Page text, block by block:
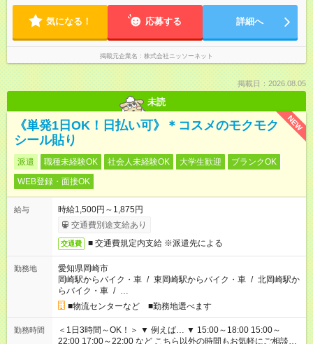
気になる！ 応募する 詳細へ
掲載元企業名 株式会社ニッソーネット
掲載日：2026.08.05
未読
NEW
《単発1日OK！日払い可》＊コスメのモクモク
シール貼り
派遣 職種未経験OK 社会人未経験OK 大学生歓迎
ブランクOK
WEB登録・面接OK
給与
時給1,500円～1,875円
交通費別途支給あり
交通費 ■ 交通費規定内支給 ※派遣先による
勤務地
愛知県岡崎市
岡崎駅からバイク・車 / 東岡崎駅からバイク・車 / 北岡崎駅か
らバイク・車 / …
■物流センターなど ■勤務地選べます
勤務時間
＜1日3時間～OK！＞ ▼ 例えば… ▼ 15:00～18:00 15:00～
22:00 17:00～22:00 など こちら以外の時間もお気軽にご相談く